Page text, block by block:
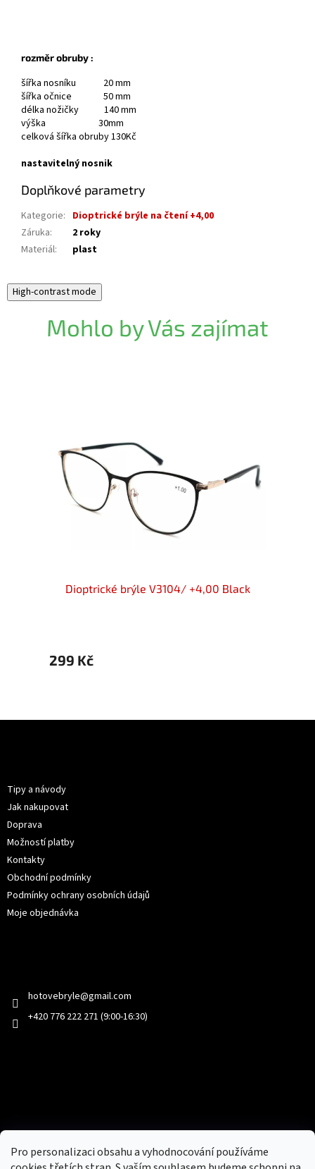
Pro personalizaci obsahu a vyhodnocování používáme
rozměr obruby :
šířka nosníku 20 mm
šířka očnice 50 mm
délka nožičky 140 mm
výška 30mm
celková šířka obruby 130Kč
nastavitelný nosnik
Doplňkové parametry
Kategorie: Dioptrické brýle na čtení +4,00
Záruka:
2 roky
Materiál: plast
High-contrast mode
Mohlo by Vás zajímat
Dioptrické brýle V3104/ +4,00 Black
299 Kč
Tipy a návody
Jak nakupovat
Doprava
Možností platby
Kontakty
Obchodní podmínky
Podmínky ochrany osobních údajů
Moje objednávka
hotovebryle@gmail.com
+420 776 222 271 (9:00-16:30)